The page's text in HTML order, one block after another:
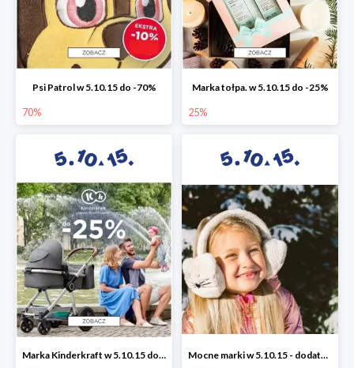
Psi Patrol w 5.10.15 do -70%
70%
Marka tołpa. w 5.10.15 do -25%
25%
Marka Kinderkraft w 5.10.15 do -25% Mocne marki w 5.10.15 - dodatkowe -10% rabatu